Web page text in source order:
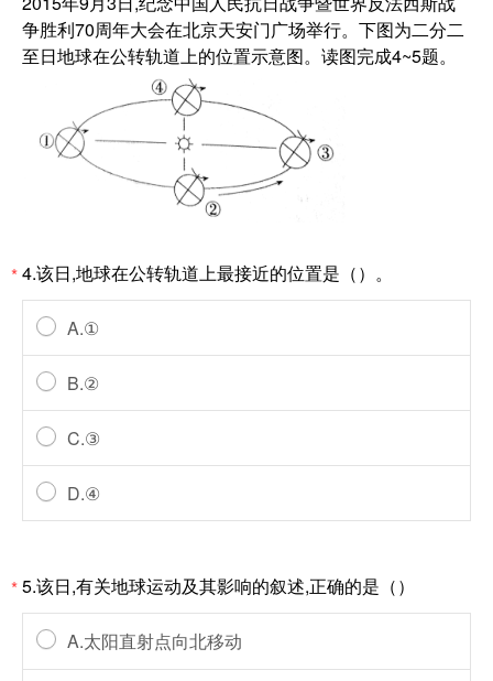
争胜利70周年大会在北京天安门广场举行。下图为二分二
至日地球在公转轨道上的位置示意图。读图完成4~5题。
*4.该日,地球在公转轨道上最接近的位置是（）。
A.①
B.②
C.③
D.④
*5.该日,有关地球运动及其影响的叙述,正确的是（）
A.太阳直射点向北移动